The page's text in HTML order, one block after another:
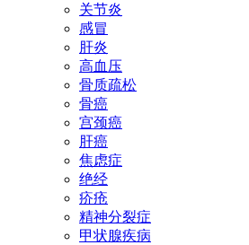
关节炎
感冒
肝炎
高血压
骨质疏松
骨癌
宫颈癌
肝癌
焦虑症
绝经
疥疮
精神分裂症
甲状腺疾病